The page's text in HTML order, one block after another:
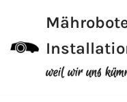
Inhalt
weil wir uns